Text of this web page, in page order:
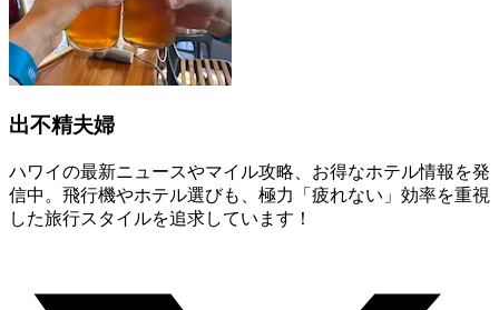
出不精夫婦
ハワイの最新ニュースやマイル攻略、お得なホテル情報を発
信中。飛行機やホテル選びも、極力「疲れない」効率を重視
した旅行スタイルを追求しています！